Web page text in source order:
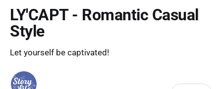
LY'CAPT - Romantic Casual
Style
Let yourself be captivated!